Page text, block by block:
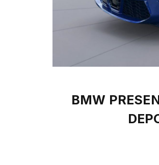
BMW